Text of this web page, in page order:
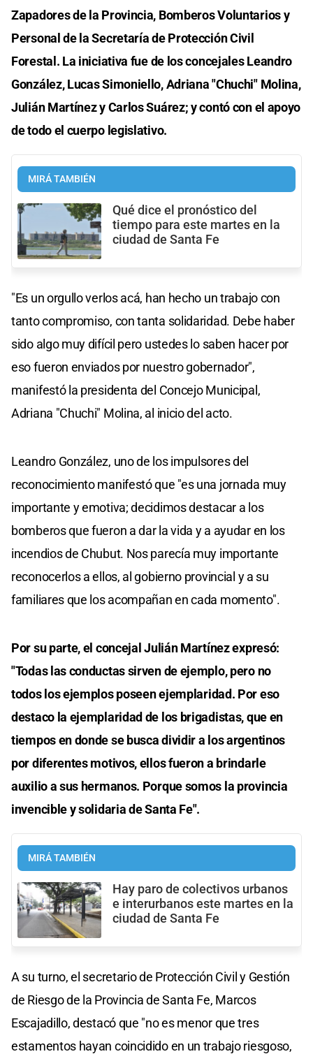
Zapadores de la Provincia, Bomberos Voluntarios y
Personal de la Secretaría de Protección Civil
Forestal. La iniciativa fue de los concejales Leandro
González, Lucas Simoniello, Adriana "Chuchi" Molina,
Julián Martínez y Carlos Suárez; y contó con el apoyo
de todo el cuerpo legislativo.
MIRÁ TAMBIÉN
Qué dice el pronóstico del
tiempo para este martes en la
ciudad de Santa Fe
"Es un orgullo verlos acá, han hecho un trabajo con
tanto compromiso, con tanta solidaridad. Debe haber
sido algo muy difícil pero ustedes lo saben hacer por
eso fueron enviados por nuestro gobernador",
manifestó la presidenta del Concejo Municipal,
Adriana "Chuchi" Molina, al inicio del acto.
Leandro González, uno de los impulsores del
reconocimiento manifestó que "es una jornada muy
importante y emotiva; decidimos destacar a los
bomberos que fueron a dar la vida y a ayudar en los
incendios de Chubut. Nos parecía muy importante
reconocerlos a ellos, al gobierno provincial y a su
familiares que los acompañan en cada momento".
Por su parte, el concejal Julián Martínez expresó:
"Todas las conductas sirven de ejemplo, pero no
todos los ejemplos poseen ejemplaridad. Por eso
destaco la ejemplaridad de los brigadistas, que en
tiempos en donde se busca dividir a los argentinos
por diferentes motivos, ellos fueron a brindarle
auxilio a sus hermanos. Porque somos la provincia
invencible y solidaria de Santa Fe".
MIRÁ TAMBIÉN
Hay paro de colectivos urbanos
e interurbanos este martes en la
ciudad de Santa Fe
A su turno, el secretario de Protección Civil y Gestión
de Riesgo de la Provincia de Santa Fe, Marcos
Escajadillo, destacó que "no es menor que tres
estamentos hayan coincidido en un trabajo riesgoso,